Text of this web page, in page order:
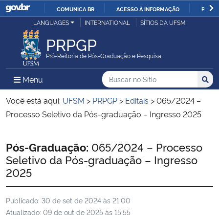
IR
COMUNICA BR ACESSO À INFORMAÇÃO
Ministério da Justiça e Segurança Pública
Ministério da Defesa
Ministério das Relações Exteriores
Ministério da Infraestrutura
Ministério da Agricultura, Pecuária e Abastecimento
Ministério da Educação
LANGUAGES INTERNATIONAL SÍTIOS DA UFSM
PRPGP
Pró-Reitoria de Pós-Graduação e Pesquisa
Menu Menu Principal do Sítio
Busca
Buscar no no Sítio
Busca:
Você está aqui: UFSM > PRPGP > Editais >065/2024 –
Processo Seletivo da Pós-graduação – Ingresso 2025
Início do conteúdo
Pós-Graduação: 065/2024 – Processo
Seletivo da Pós-graduação – Ingresso
2025
Publicado: 30 de set de 2024 às 21:00
Atualizado: 09 de out de 2025 às 15:55